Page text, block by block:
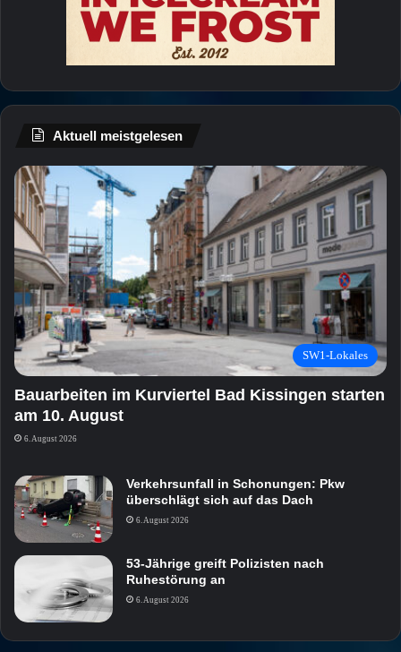
Aktuell meistgelesen
SW1-Lokales
Bauarbeiten im Kurviertel Bad Kissingen starten
am 10. August
6. August 2026
Verkehrsunfall in Schonungen: Pkw
überschlägt sich auf das Dach
6. August 2026
53-Jährige greift Polizisten nach
Ruhestörung an
6. August 2026